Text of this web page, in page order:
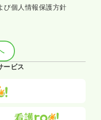
び個人情報保護方針
ービス